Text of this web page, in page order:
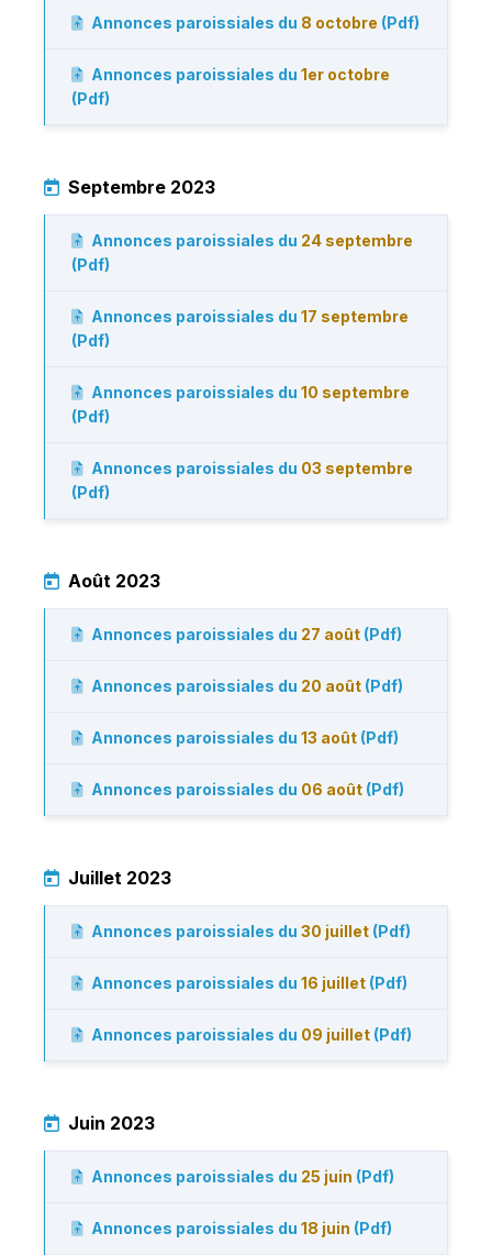
Annonces paroissiales du 8 octobre (Pdf)
Annonces paroissiales du 1er octobre
(Pdf)
Septembre 2023
Annonces paroissiales du 24 septembre
(Pdf)
Annonces paroissiales du 17 septembre
(Pdf)
Annonces paroissiales du 10 septembre
(Pdf)
Annonces paroissiales du 03 septembre
(Pdf)
Août 2023
Annonces paroissiales du 27 août (Pdf)
Annonces paroissiales du 20 août (Pdf)
Annonces paroissiales du 13 août (Pdf)
Annonces paroissiales du 06 août (Pdf)
Juillet 2023
Annonces paroissiales du 30 juillet (Pdf)
Annonces paroissiales du 16 juillet (Pdf)
Annonces paroissiales du 09 juillet (Pdf)
Juin 2023
Annonces paroissiales du 25 juin (Pdf)
Annonces paroissiales du 18 juin (Pdf)